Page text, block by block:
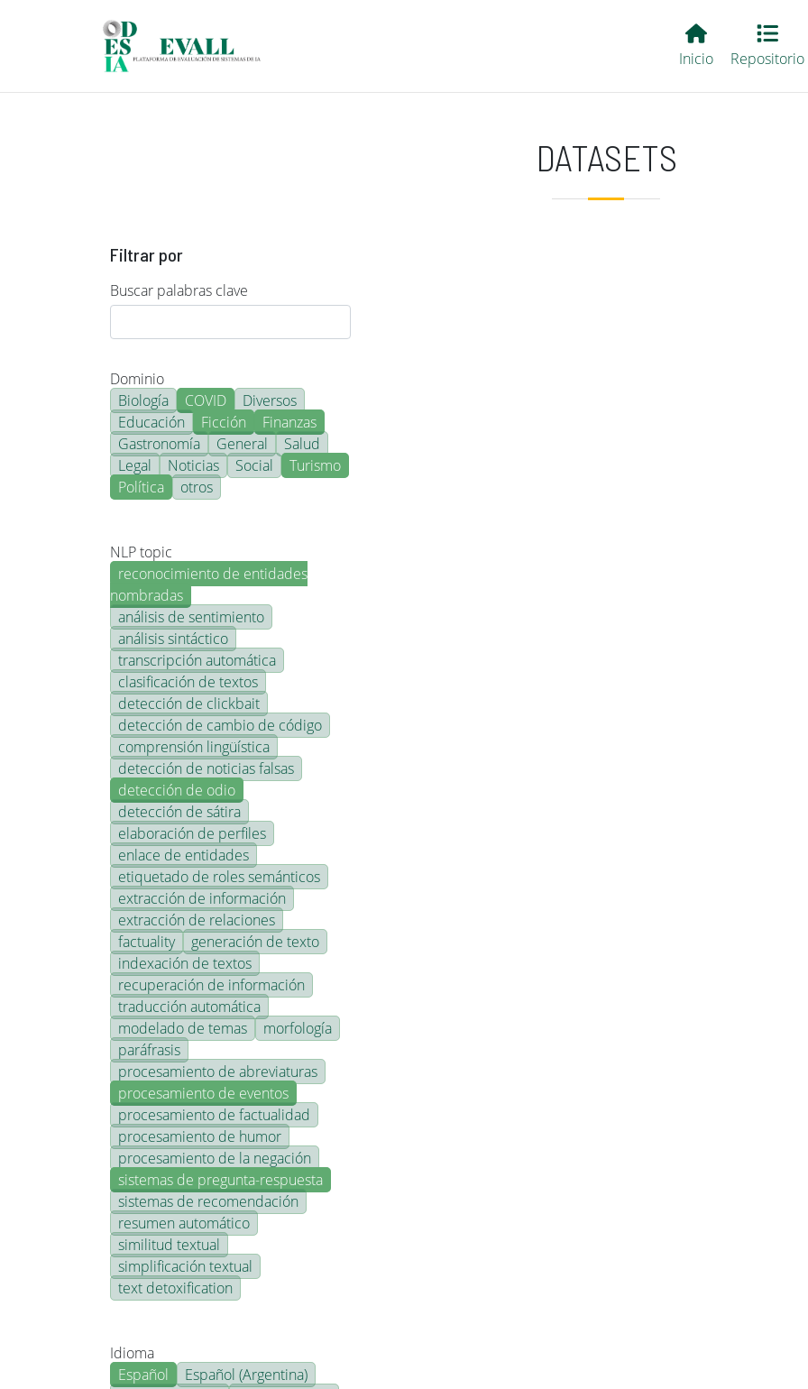
Main EvALL
Inicio Repositorio
DATASETS
Filtrar por
Buscar palabras clave
Dominio
Biología
COVID
Diversos
Educación
Ficción
Finanzas
Gastronomía
General
Salud
Legal
Noticias Social
Turismo
Política
otros
NLP topic
reconocimiento de entidades
nombradas
análisis de sentimiento
análisis sintáctico
transcripción automática
clasificación de textos
detección de clickbait
detección de cambio de código
comprensión lingüística
detección de noticias falsas
detección de odio
detección de sátira
elaboración de perfiles
enlace de entidades
etiquetado de roles semánticos
extracción de información
extracción de relaciones
factuality
generación de texto
indexación de textos
recuperación de información
traducción automática
modelado de temas
morfología
paráfrasis
procesamiento de abreviaturas
procesamiento de eventos
procesamiento de factualidad
procesamiento de humor
procesamiento de la negación
sistemas de pregunta-respuesta
sistemas de recomendación
resumen automático
similitud textual
simplificación textual
text detoxification
Idioma
Español
Español (Argentina)